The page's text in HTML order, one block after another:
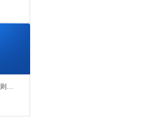
简析水质采样器的采样规则和使用环境